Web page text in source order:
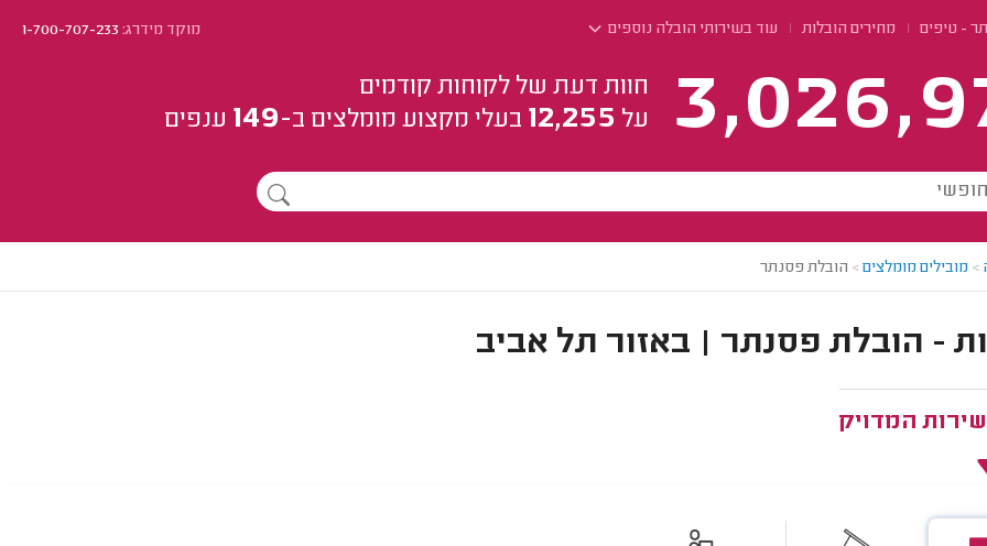
- טיפים מחירים הובלות עוד בשירותי הובלה נוספים מוקד מידרג:1-700-707-233
חוות דעת של לקוחות קודמים
על 12,255 בעלי מקצוע מומלצים ב-149 ענפים
> מובילים מומלצים> הובלת פסנתר
- הובלת פסנתר | באזור תל אביב
המדויק